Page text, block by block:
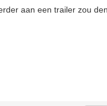
aan een trailer zou